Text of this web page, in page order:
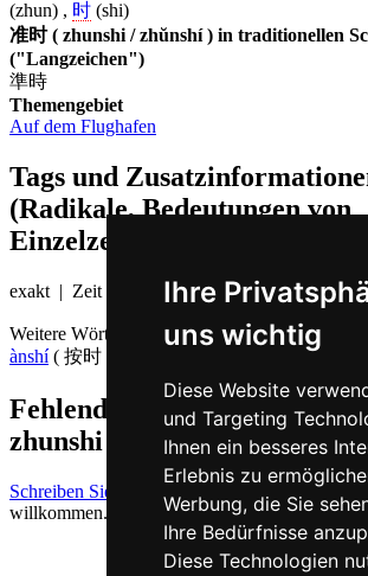
Ihre
uns wichtig
Diese Website
und Targeting
Ihnen ein besseres
Erlebnis zu
Werbung, die Sie
Ihre Bedürfnisse
Diese Technologien
(zhun) , 时 (shi)
准时 ( zhunshi / zhŭnshí ) in traditionellen
("Langzeichen")
準時
Themengebiet
Auf dem Flughafen
Tags und
(Radikale, Bedeutungen von
Einzelzeichen, Komposita etc.)
exakt | Zeit
Weitere Wörter, die ebenfallsrechtzeitig auf
ànshí( 按时 ),
Fehlende oder falsche
zhunshi auf Deutsch melden
Schreiben Sie uns!
Ihr Feedback und
willkommen.